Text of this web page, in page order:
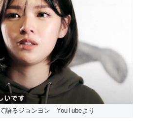
語るジョンヨン YouTubeより